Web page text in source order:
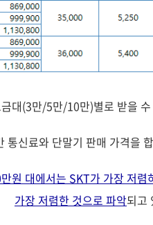
대(3만/5만/10만)별로 받을
통신료와 단말기 판매 가격을
원 대에서는 SKT가 가장 저
가장 저렴한 것으로 파악되고